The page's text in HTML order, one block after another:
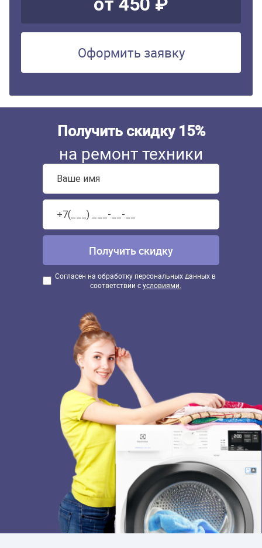
Оформить заявку
Получить скидку 15%
на ремонт техники
Согласен на обработку персональных данных в
соответствии сусловиями.